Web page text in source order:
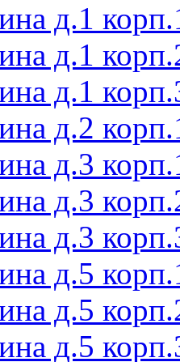
д.1
д.1
д.1
д.2
д.3
д.3
д.3
д.5
д.5
д.5